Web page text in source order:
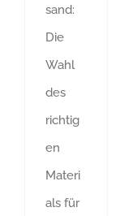
sand:
Die
Wahl
des
richtig
en
Materi
als für